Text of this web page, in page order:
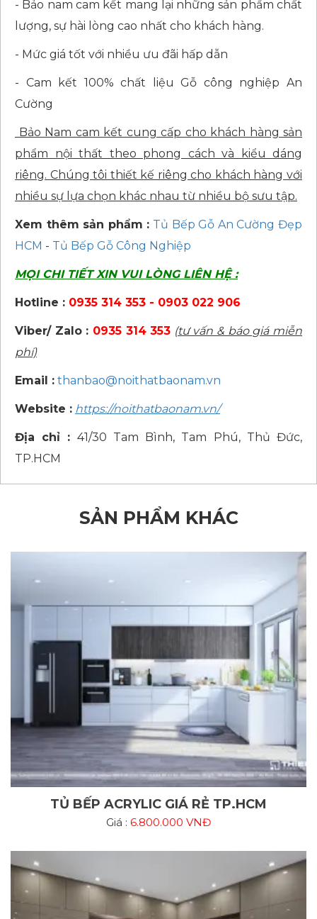
- Bảo nam cam kết mang lại những sản phẩm chất
lượng, sự hài lòng cao nhất cho khách hàng.
- Mức giá tốt với nhiều ưu đãi hấp dẫn
- Cam kết 100% chất liệu Gỗ công nghiệp An
Cường
Bảo Nam cam kết cung cấp cho khách hàng sản
phẩm nội thất theo phong cách và kiểu dáng
riêng. Chúng tôi thiết kế riêng cho khách hàng với
nhiều sự lựa chọn khác nhau từ nhiều bộ sưu tập.
Xem thêm sản phẩm : Tủ Bếp Gỗ An Cường Đẹp
HCM - Tủ Bếp Gỗ Công Nghiệp
MỌI CHI TIẾT XIN VUI LÒNG LIÊN HỆ :
Hotline : 0935 314 353 - 0903 022 906
Viber/ Zalo : 0935 314 353 (tư vấn & báo giá miễn
phí)
Email : thanbao@noithatbaonam.vn
Website : https://noithatbaonam.vn/
Địa chỉ : 41/30 Tam Bình, Tam Phú, Thủ Đức,
TP.HCM
SẢN PHẨM KHÁC
TỦ BẾP ACRYLIC GIÁ RẺ TP.HCM
Giá : 6.800.000 VNĐ